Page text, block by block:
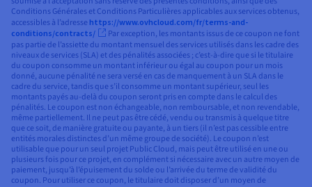
Conditions Générales et Conditions Particulières applicables aux services obtenus,
accessibles à l’adresse https://www.ovhcloud.com/fr/terms-and-
conditions/contracts/
Par exception, les montants issus de ce coupon ne font
pas partie de l’assiette du montant mensuel des services utilisés dans les cadre des
niveaux de services (SLA) et des pénalités associées ; c’est-à-dire que si le titulaire
du coupon consomme un montant inférieur ou égal au coupon pour un mois
donné, aucune pénalité ne sera versé en cas de manquement à un SLA dans le
cadre du service, tandis que s’il consomme un montant supérieur, seul les
montants payés au-delà du coupon seront pris en compte dans le calcul des
pénalités. Le coupon est non échangeable, non remboursable, et non revendable,
même partiellement. Il ne peut pas être cédé, vendu ou transmis à quelque titre
que ce soit, de manière gratuite ou payante, à un tiers (il n’est pas cessible entre
entités morales distinctes d’un même groupe de société). Le coupon n’est
utilisable que pour un seul projet Public Cloud, mais peut être utilisé en une ou
plusieurs fois pour ce projet, en complément si nécessaire avec un autre moyen de
paiement, jusqu’à l’épuisement du solde ou l’arrivée du terme de validité du
coupon. Pour utiliser ce coupon, le titulaire doit disposer d’un moyen de